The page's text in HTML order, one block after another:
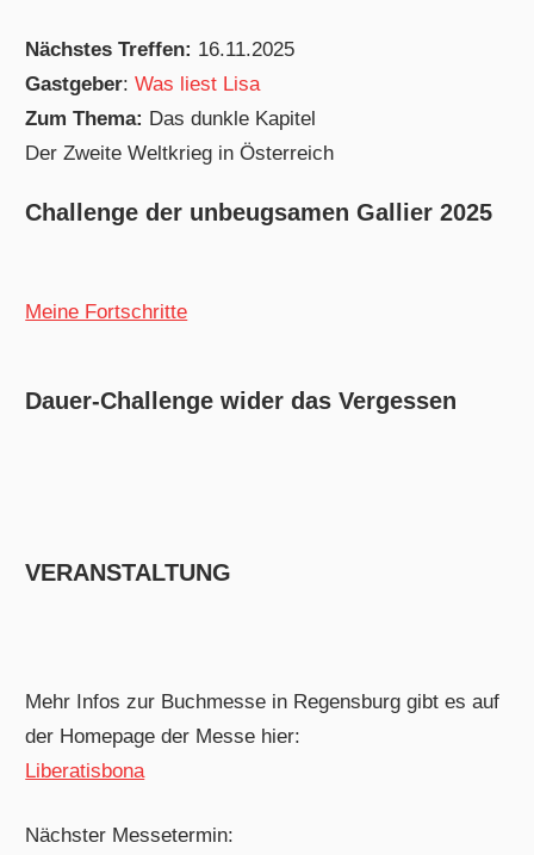
Nächstes Treffen: 16.11.2025
Gastgeber:Was liest Lisa
Zum Thema: Das dunkle Kapitel
Der Zweite Weltkrieg in Österreich
Challenge der unbeugsamen Gallier 2025
Meine Fortschritte
Dauer-Challenge wider das Vergessen
VERANSTALTUNG
Mehr Infos zur Buchmesse in Regensburg gibt es auf
der Homepage der Messe hier:
Liberatisbona
Nächster Messetermin: